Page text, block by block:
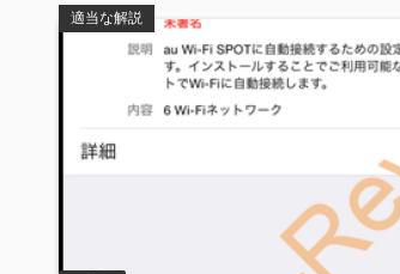
適当な解説